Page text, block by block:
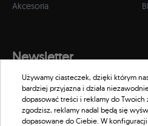
Akcesoria
Newsletter
Zapisz się do naszego
promocjach i nowościach w
Używamy ciasteczek, dzięki którym
bardziej przyjazna i działa
dopasować treści i reklamy do Twoich
zgodzisz, reklamy nadal będą się
dopasowane do Ciebie. W